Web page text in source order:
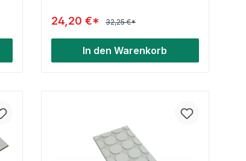
24,20 €* 32,25 €*
In den Warenkorb